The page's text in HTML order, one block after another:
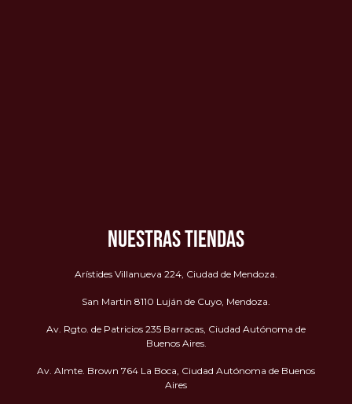
NUESTRAS TIENDAS
Arístides Villanueva 224, Ciudad de Mendoza.
San Martin 8110 Luján de Cuyo, Mendoza.
Av. Rgto. de Patricios 235 Barracas, Ciudad Autónoma de
Buenos Aires.
Av. Almte. Brown 764 La Boca, Ciudad Autónoma de Buenos
Aires